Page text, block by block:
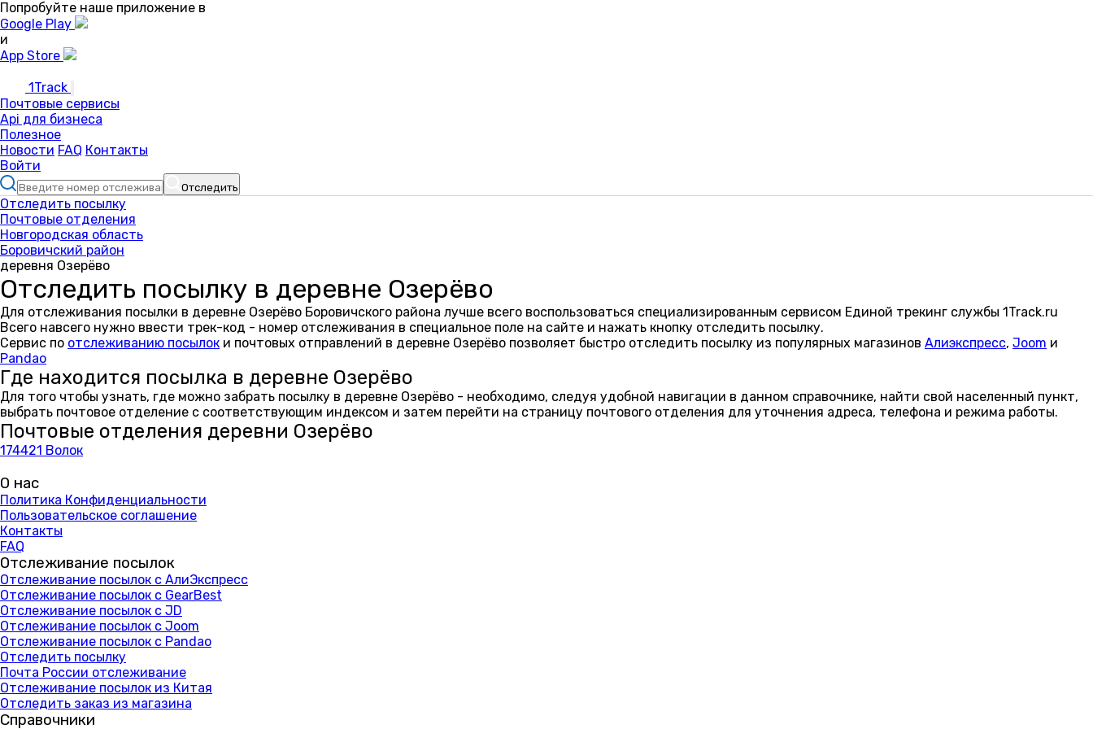
Попробуйте наше приложение в
Google Play
и
App Store
1Track
Почтовые сервисы
Api для бизнеса
Полезное
Новости FAQ Контакты
Войти
Отследить
Отследить посылку
Почтовые отделения
Новгородская область
Боровичский район
деревня Озерёво
Отследить посылку в деревне Озерёво
Для отслеживания посылки в деревне Озерёво Боровичского района лучше всего воспользоваться специализированным сервисом Единой трекинг службы 1Track.ru
Всего навсего нужно ввести трек-код - номер отслеживания в специальное поле на сайте и нажать кнопку отследить посылку.
Сервис по отслеживанию посылок и почтовых отправлений в деревне Озерёво позволяет быстро отследить посылку из популярных магазинов Алиэкспресс, Joom и
Pandao
Где находится посылка в деревне Озерёво
Для того чтобы узнать, где можно забрать посылку в деревне Озерёво - необходимо, следуя удобной навигации в данном справочнике, найти свой населенный пункт,
выбрать почтовое отделение с соответствующим индексом и затем перейти на страницу почтового отделения для уточнения адреса, телефона и режима работы.
Почтовые отделения деревни Озерёво
174421 Волок
О нас
Политика Конфиденциальности
Пользовательское соглашение
Контакты
FAQ
Отслеживание посылок
Отслеживание посылок с АлиЭкспресс
Отслеживание посылок с GearBest
Отслеживание посылок с JD
Отслеживание посылок с Joom
Отслеживание посылок с Pandao
Отследить посылку
Почта России отслеживание
Отслеживание посылок из Китая
Отследить заказ из магазина
Справочники